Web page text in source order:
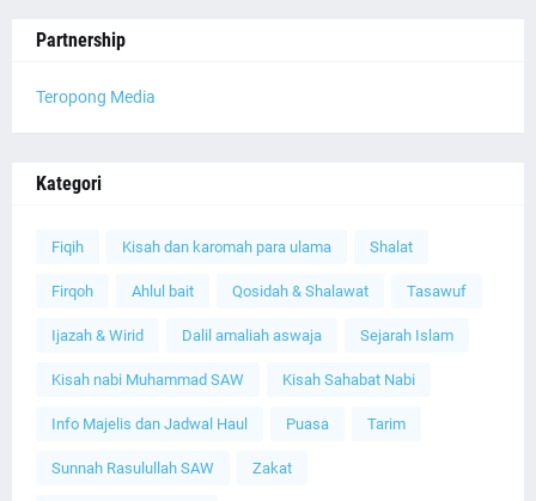
Partnership
Teropong Media
Kategori
Fiqih Kisah dan karomah para ulama Shalat
Firqoh Ahlul bait Qosidah & Shalawat Tasawuf
Ijazah & Wirid Dalil amaliah aswaja Sejarah Islam
Kisah nabi Muhammad SAW Kisah Sahabat Nabi
Info Majelis dan Jadwal Haul Puasa Tarim
Sunnah Rasulullah SAW Zakat